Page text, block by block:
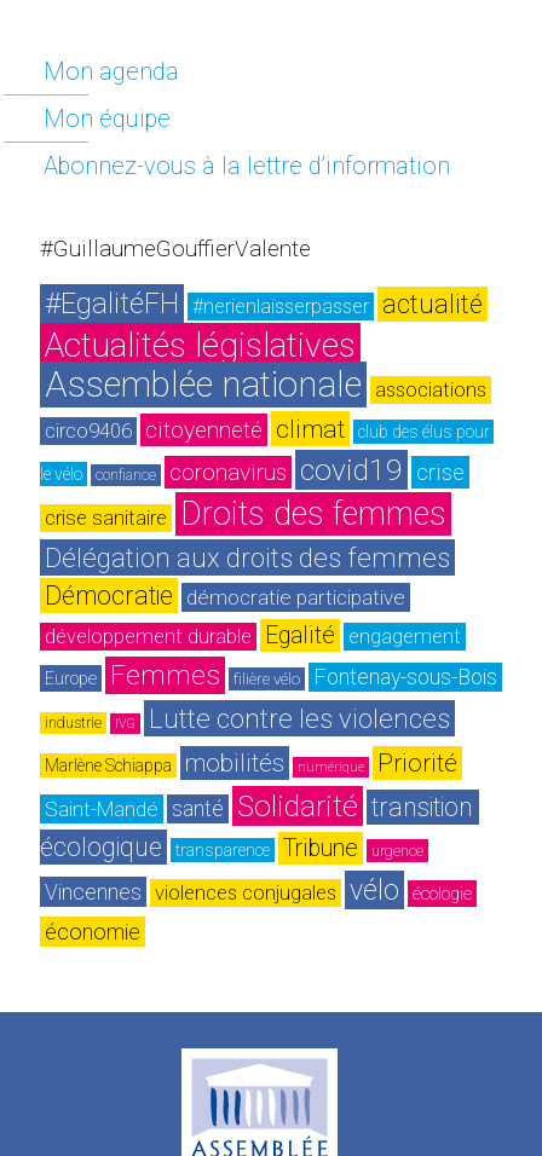
Mon agenda
Mon équipe
Abonnez-vous à la lettre d’information
#GuillaumeGouffierValente
#EgalitéFH #nerienlaisserpasser actualité
Actualités législatives
Assemblée nationale
associations
circo9406
citoyenneté climat club des élus pour
le vélo confiance coronavirus covid19 crise
crise sanitaire Droits des femmes
Délégation aux droits des femmes
Démocratie démocratie participative
développement durable Egalité engagement
Europe Femmes filière vélo Fontenay-sous-Bois
industrie IVG Lutte contre les violences
Marlène Schiappa mobilités numérique Priorité
Saint-Mandé santé Solidarité transition
écologique
transparence Tribune urgence
Vincennes violences conjugales vélo écologie
économie